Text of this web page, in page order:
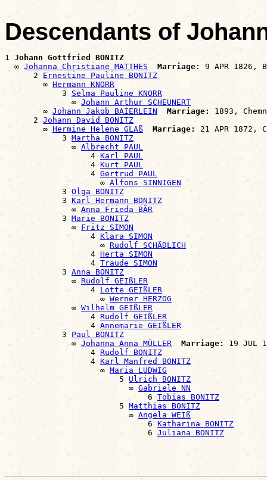
Descendants of
1 Johann Gottfried BONITZ
  ∞
Johanna Christiane MATTHES Marriage:
9 APR 1826,
      2
Ernestine Pauline BONITZ
        ∞
Hermann KNORR
            3
Selma Pauline KNORR
              ∞
Johann Arthur SCHEUNERT
        ∞
Johann Jakob BAIERLEIN Marriage:
1893,
      2
Johann David BONITZ
        ∞
Hermine Helene GLAß Marriage:
21 APR 1872,
            3
Martha BONITZ
              ∞
Albrecht PAUL
                  4
Karl PAUL
                  4
Kurt PAUL
                  4
Gertrud PAUL
                    ∞
Alfons SINNIGEN
            3
Olga BONITZ
            3
Karl Hermann BONITZ
              ∞
Anna Frieda BÄR
            3
Marie BONITZ
              ∞
Fritz SIMON
                  4
Klara SIMON
                    ∞
Rudolf SCHÄDLICH
                  4
Herta SIMON
                  4
Traude SIMON
            3
Anna BONITZ
              ∞
Rudolf GEIßLER
                  4
Lotte GEIßLER
                    ∞
Werner HERZOG
              ∞
Wilhelm GEIßLER
                  4
Rudolf GEIßLER
                  4
Annemarie GEIßLER
            3
Paul BONITZ
              ∞
Johanna Anna MÜLLER Marriage:
19 JUL
                  4
Rudolf BONITZ
                  4
Karl Manfred BONITZ
                    ∞
Maria LUDWIG
                        5
Ulrich BONITZ
                          ∞
Gabriele NN
                              6
Tobias BONITZ
                        5
Matthias BONITZ
                          ∞
Angela WEIß
                              6
Katharina BONITZ
                              6
Juliana BONITZ